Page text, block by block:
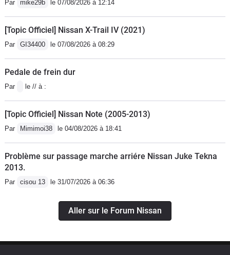
Par mike29b le 07/08/2026 à 12:14
[Topic Officiel] Nissan X-Trail IV (2021)
Par GI34400 le 07/08/2026 à 08:29
Pedale de frein dur
Par le // à :
[Topic Officiel] Nissan Note (2005-2013)
Par Mimimoi38 le 04/08/2026 à 18:41
Problème sur passage marche arriére Nissan Juke Tekna
2013.
Par cisou 13 le 31/07/2026 à 06:36
Aller sur le Forum Nissan